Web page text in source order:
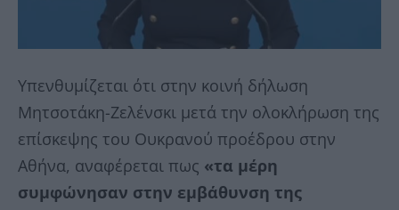
Υπενθυμίζεται ότι στην κοινή δήλωση
Μητσοτάκη-Ζελένσκι μετά την ολοκλήρωση της
επίσκεψης του Ουκρανού προέδρου στην
Αθήνα, αναφέρεται πως «τα μέρη
συμφώνησαν στην εμβάθυνση της